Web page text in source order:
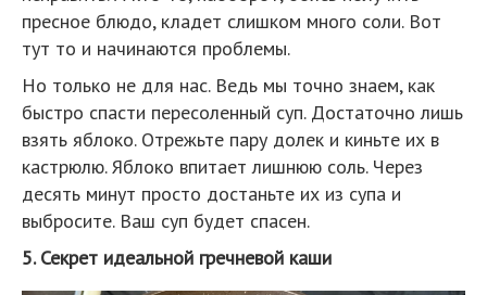
пресное блюдо, кладет слишком много соли. Вот
тут то и начинаются проблемы.
Но только не для нас. Ведь мы точно знаем, как
быстро спасти пересоленный суп. Достаточно лишь
взять яблоко. Отрежьте пару долек и киньте их в
кастрюлю. Яблоко впитает лишнюю соль. Через
десять минут просто достаньте их из супа и
выбросите. Ваш суп будет спасен.
5. Секрет идеальной гречневой каши